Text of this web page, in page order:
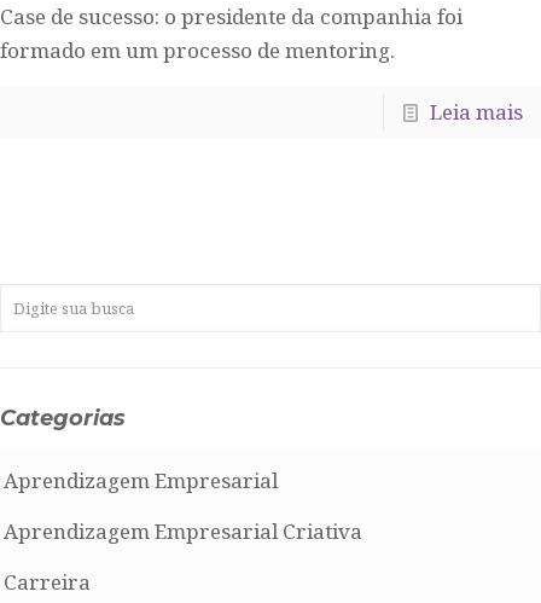
Case de sucesso: o presidente da companhia foi
formado em um processo de mentoring.
Leia mais
Categorias
Aprendizagem Empresarial
Aprendizagem Empresarial Criativa
Carreira